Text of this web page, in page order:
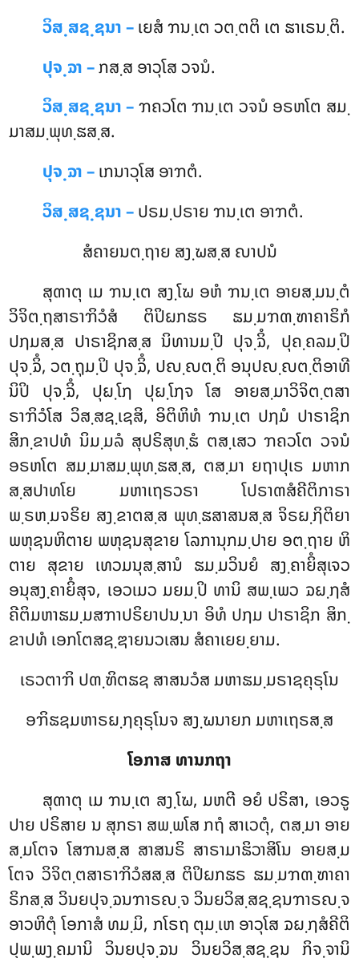
ວິສ຺ສຊ຺ຊນາ –ເຍສໍ ຠນ຺ເຕ ວຕ຺ຕຕິ ເຕ ຘາເຣນ຺ຕິ.
ປຸຈ຺ຉາ –ກສ຺ສ ອາວຸໂສ ວຈນໍ.
ວິສ຺ສຊ຺ຊນາ –ຠຄວໂຕ ຠນ຺ເຕ ວຈນໍ ອຣຫໂຕ ສມ຺
ມາສມ຺ພຸທ຺ຘສ຺ສ.
ປຸຈ຺ຉາ –ເກນາວຸໂສ ອາຠຕໍ.
ວິສ຺ສຊ຺ຊນາ –ປຣມ຺ປຣາຍ ຠນ຺ເຕ ອາຠຕໍ.
ສໍຄາຍນຕ຺ຖາຍ ສງ຺ຆສ຺ສ ຎາປນໍ
ສຸຓາຕຸ ເມ ຠນ຺ເຕ ສງ຺ໂຆ ອຫໍ ຠນ຺ເຕ ອາຍສ຺ມນ຺ຕໍ
ວິຈິຕ຺ຖສາຣາຠິວໍສໍ ຕິປິຏກຘຣ ຘມ຺ມຠຓ຺ຑາຄາຣິກໍ
ປຐມສ຺ສ ປາຣາຊິກສ຺ສ ນິທານມ຺ປິ ປຸຈ຺ຉິໍ, ປຸຄ຺ຄລມ຺ປິ
ປຸຈ຺ຉິໍ, ວຕ຺ຖຸມ຺ປິ ປຸຈ຺ຉິໍ, ປຎ຺ຎຕ຺ຕິ ອນຸປຎ຺ຎຕ຺ຕິອາທີ
ນິປິ ປຸຈ຺ຉິໍ, ປຸຏ຺ໂຐ ປຸຏ຺ໂຐຈ ໂສ ອາຍສ຺ມາວິຈິຕ຺ຕສາ
ຣາຠິວໍໂສ ວິສ຺ສຊ຺ເຊສິ, ອິຕິຫິທໍ ຠນ຺ເຕ ປຐມໍ ປາຣາຊິກ
ສິກ຺ຂາປທໍ ນິມ຺ມລໍ ສຸປຣິສຸທ຺ຘໍ ຕສ຺ເສວ ຠຄວໂຕ ວຈນໍ
ອຣຫໂຕ ສມ຺ມາສມ຺ພຸທ຺ຘສ຺ສ, ຕສ຺ມາ ຍຖາປຸເຣ ມຫາກ
ສ຺ສປາທໂຍ ມຫາເຖຣວຣາ ໂປຣາຓສໍຄີຕິກາຣາ
ພ຺ຣຫ຺ມຈຣິຍ ສງ຺ຂາຕສ຺ສ ພຸທ຺ຘສາສນສ຺ສ ຈິຣຏ຺ຐິຕິຍາ
ພຫຸຊນຫິຕາຍ ພຫຸຊນສຸຂາຍ ໂລການຸກມ຺ປາຍ ອຕ຺ຖາຍ ຫິ
ຕາຍ ສຸຂາຍ ເທວມນຸສ຺ສານໍ ຘມ຺ມວິນຍໍ ສງ຺ຄາຍິໍສຸເຈວ
ອນຸສງ຺ຄາຍິໍສຸຈ, ເອວເມວ ມຍມ຺ປິ ທານິ ສພ຺ເພວ ຉຏ຺ຐສໍ
ຄີຕິມຫາຘມ຺ມສຠາປຣິຍາປນ຺ນາ ອິທໍ ປຐມ ປາຣາຊິກ ສິກ຺
ຂາປທໍ ເອກໂຕສຊ຺ຌາຍນວເສນ ສໍຄາເຍຍ຺ຍາມ.
ເຣວຕາຠິ ປຓ຺ຑິຕຘຊ ສາສນວໍສ ມຫາຘມ຺ມຣາຊຄຸຣຸໂນ
ອຠິຘຊມຫາຣຏ຺ຐຄຸຣຸໂນຈ ສງ຺ຆນາຍກ ມຫາເຖຣສ຺ສ
ໂອກາສ ທານກຖາ
ສຸຓາຕຸ ເມ ຠນ຺ເຕ ສງ຺ໂຆ, ມຫຕີ ອຍໍ ປຣິສາ, ເອວຣູ
ປາຍ ປຣິສາຍ ນ ສຸກຣາ ສພ຺ພໂສ ກຖໍ ສາເວຕຸໍ, ຕສ຺ມາ ອາຍ
ສ຺ມໂຕຈ ໂສຠນສ຺ສ ສາສນຣິ ສາຣາມາຘິວາສິໂນ ອາຍສ຺ມ
ໂຕຈ ວິຈິຕ຺ຕສາຣາຠິວໍສສ຺ສ ຕິປິຏກຘຣ ຘມ຺ມຠຓ຺ຑາຄາ
ຣິກສ຺ສ ວິນຍປຸຈ຺ຉນຠາຣຎ຺ຈ ວິນຍວິສ຺ສຊ຺ຊນຠາຣຎ຺ຈ
ອາວຫິຕຸໍ ໂອກາສໍ ທມ຺ມິ, ກໂຣຖ ຕຸມ຺ເຫ ອາວຸໂສ ຉຏ຺ຐສໍຄີຕິ
ປຸພ຺ພງ຺ຄມານິ ວິນຍປຸຈ຺ຉນ ວິນຍວິສ຺ສຊ຺ຊນ ກິຈ຺ຈານິ